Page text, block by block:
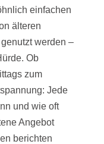
einfachen
älteren
werden –
Ob
zum
Jede
und wie oft
Angebot
berichten